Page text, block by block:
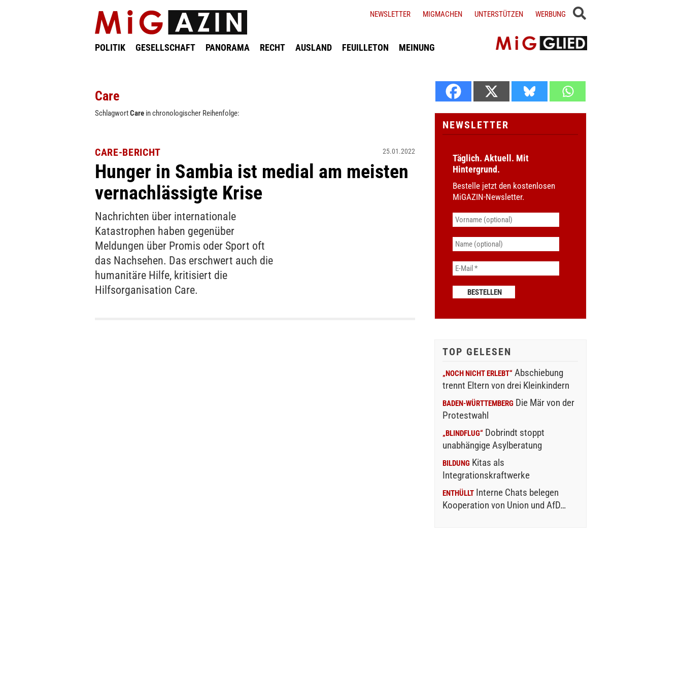
POLITIK GESELLSCHAFT PANORAMA RECHT AUSLAND FEUILLETON MEINUNG
NEWSLETTER MIGMACHEN UNTERSTÜTZEN WERBUNG
Care
SchlagwortCare in chronologischer Reihenfolge:
CARE-BERICHT
Hunger in Sambia ist medial am meisten
vernachlässigte Krise
25.01.2022
Nachrichten über internationale
Katastrophen haben gegenüber
Meldungen über Promis oder Sport oft
das Nachsehen. Das erschwert auch die
humanitäre Hilfe, kritisiert die
Hilfsorganisation Care.
NEWSLETTER
Täglich. Aktuell. Mit
Hintergrund.
Bestelle jetzt den kostenlosen
MiGAZIN-Newsletter.
TOP GELESEN
„NOCH NICHT ERLEBT“ Abschiebung
trennt Eltern von drei Kleinkindern
BADEN-WÜRTTEMBERG Die Mär von der
Protestwahl
„BLINDFLUG“ Dobrindt stoppt
unabhängige Asylberatung
BILDUNG Kitas als
Integrationskraftwerke
ENTHÜLLT Interne Chats belegen
Kooperation von Union und AfD…